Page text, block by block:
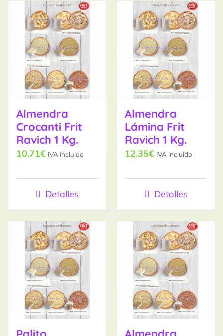
Almendra
Crocanti Frit
Ravich 1 Kg.
10.71€ IVA incluido
Detalles
Almendra
Lámina Frit
Ravich 1 Kg.
12.35€ IVA incluido
Detalles